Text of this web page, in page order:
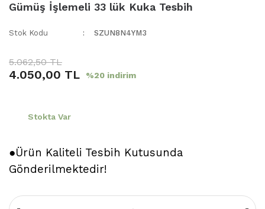
Gümüş İşlemeli 33 lük Kuka Tesbih
Stok Kodu SZUN8N4YM3
5.062,50 TL
4.050,00 TL %20 indirim
Stokta Var
●Ürün Kaliteli Tesbih Kutusunda
Gönderilmektedir!